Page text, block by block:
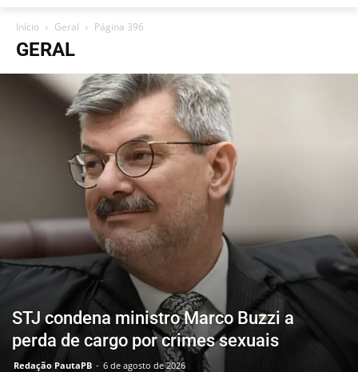
Início Geral Página 396
GERAL
STJ condena ministro Marco Buzzi a
perda de cargo por crimes sexuais
Redação PautaPB - 6 de agosto de 2026